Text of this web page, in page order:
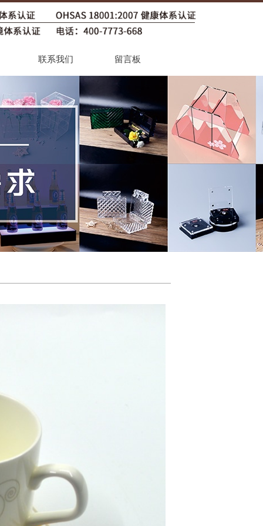
联系我们 留言板